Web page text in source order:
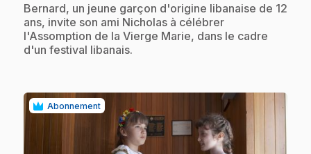
.Bernard, un jeune garçon d'origine libanaise de 12
ans, invite son ami Nicholas à célébrer
l'Assomption de la Vierge Marie, dans le cadre
d'un festival libanais.
Abonnement